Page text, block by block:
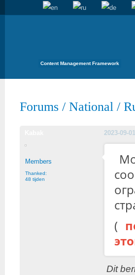
Content Management Framework
Forums / National /
2023-09-
Members
Thanked:
48 tijden
(
Dit